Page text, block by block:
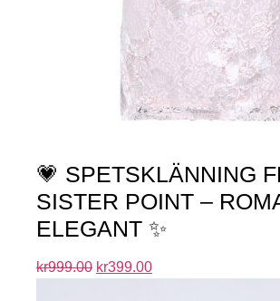
💗 SPETSKLÄNNING
SISTER POINT –
ELEGANT ✨
kr999.00 kr399.00